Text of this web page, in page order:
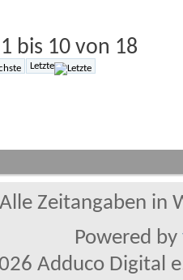
bis 10 von 18
Letzte
Alle Zeitangaben in
Powered by
Adduco Digital